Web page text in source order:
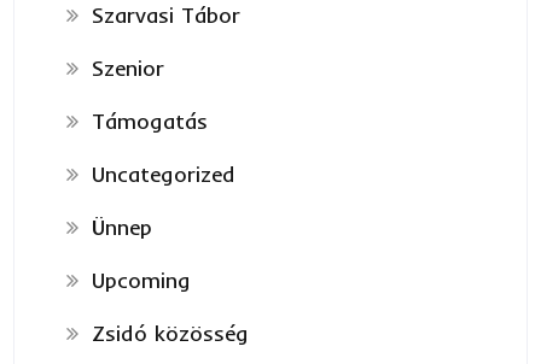
Szarvasi Tábor
Szenior
Támogatás
Uncategorized
Ünnep
Upcoming
Zsidó közösség